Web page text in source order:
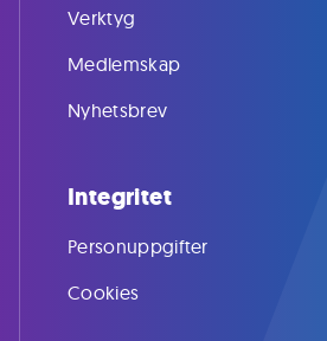
Verktyg
Medlemskap
Nyhetsbrev
Integritet
Personuppgifter
Cookies